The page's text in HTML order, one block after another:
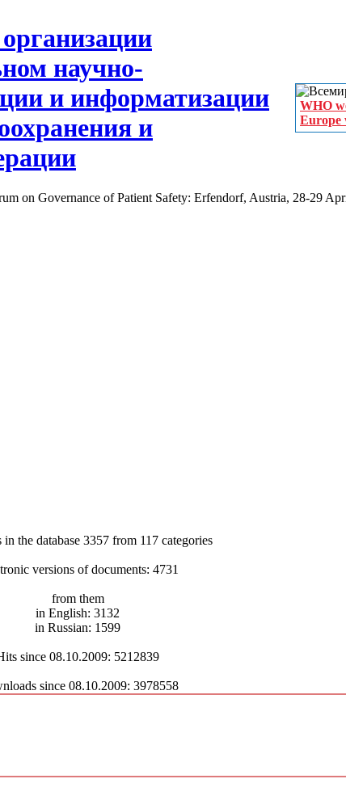
WHO
Europe
on Governance of Patient Safety: Erfendorf, Austria, 28-29
in the database 3357 from 117 categories
versions of documents: 4731
from them
in English: 3132
in Russian: 1599
since 08.10.2009: 5212839
since 08.10.2009: 3978558